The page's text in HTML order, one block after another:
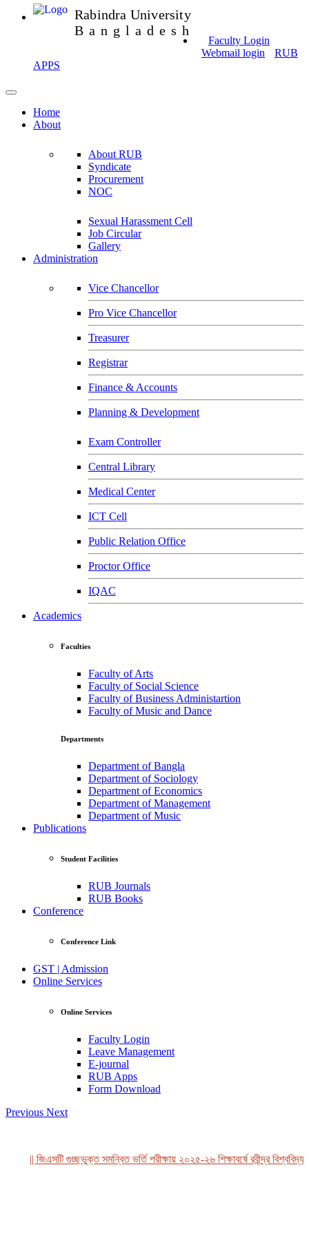
Rabindra University
Bangladesh
Faculty Login
Webmail login
RUB
APPS
Home
About
About RUB
Syndicate
Procurement
NOC
Sexual Harassment Cell
Job Circular
Gallery
Administration
Vice Chancellor
Pro Vice Chancellor
Treasurer
Registrar
Finance & Accounts
Planning & Development
Exam Controller
Central Library
Medical Center
ICT Cell
Public Relation Office
Proctor Office
IQAC
Academics
Faculties
Faculty of Arts
Faculty of Social Science
Faculty of Business Administartion
Faculty of Music and Dance
Departments
Department of Bangla
Department of Sociology
Department of Economics
Department of Management
Department of Music
Publications
Student Facilities
RUB Journals
RUB Books
Conference
Conference Link
GST | Admission
Online Services
Online Services
Faculty Login
Leave Management
E-journal
RUB Apps
Form Download
Previous Next
|| জিএসটি গুচ্ছভুক্ত সমন্বিত ভর্তি পরীক্ষায় ২০২৫-২৬ শিক্ষাবর্ষে রবীন্দ্র